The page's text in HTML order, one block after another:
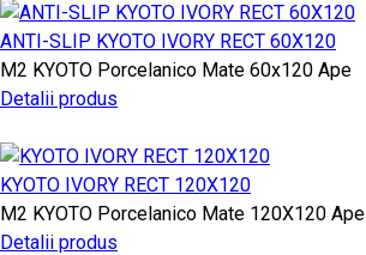
ANTI-SLIP KYOTO IVORY RECT 60X120
M2 KYOTO Porcelanico Mate 60x120 Ape
Detalii produs
KYOTO IVORY RECT 120X120
M2 KYOTO Porcelanico Mate 120X120 Ape
Detalii produs